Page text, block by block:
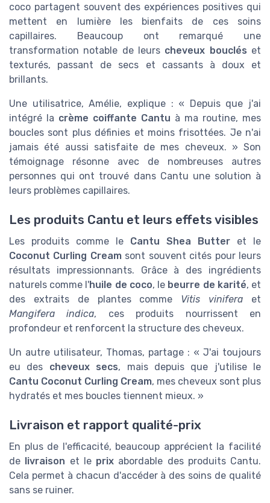
coco partagent souvent des expériences positives qui
mettent en lumière les bienfaits de ces soins
capillaires. Beaucoup ont remarqué une
transformation notable de leurs cheveux bouclés et
texturés, passant de secs et cassants à doux et
brillants.
Une utilisatrice, Amélie, explique : « Depuis que j'ai
intégré la crème coiffante Cantu à ma routine, mes
boucles sont plus définies et moins frisottées. Je n'ai
jamais été aussi satisfaite de mes cheveux. » Son
témoignage résonne avec de nombreuses autres
personnes qui ont trouvé dans Cantu une solution à
leurs problèmes capillaires.
Les produits Cantu et leurs effets visibles
Les produits comme le Cantu Shea Butter et le
Coconut Curling Creamsont souvent cités pour leurs
résultats impressionnants. Grâce à des ingrédients
naturels comme l'huile de coco, le beurre de karité, et
des extraits de plantes comme Vitis vinifera et
Mangifera indica, ces produits nourrissent en
profondeur et renforcent la structure des cheveux.
Un autre utilisateur, Thomas, partage : « J'ai toujours
eu des cheveux secs, mais depuis que j'utilise le
Cantu Coconut Curling Cream, mes cheveux sont plus
hydratés et mes boucles tiennent mieux. »
Livraison et rapport qualité-prix
En plus de l'efficacité, beaucoup apprécient la facilité
de
livraison et le prix abordable des produits Cantu.
Cela permet à chacun d'accéder à des soins de qualité
sans se ruiner.